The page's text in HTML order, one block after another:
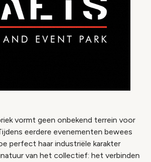
vormt geen onbekend terrein voor
eerdere evenementen bewees
perfect haar industriële karakter
van het collectief: het verbinden